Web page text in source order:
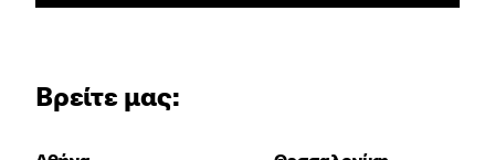
Βρείτε μας: